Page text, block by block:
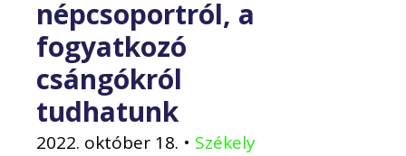
népcsoportról, a
fogyatkozó
csángókról
tudhatunk
2022. október 18. • Székely